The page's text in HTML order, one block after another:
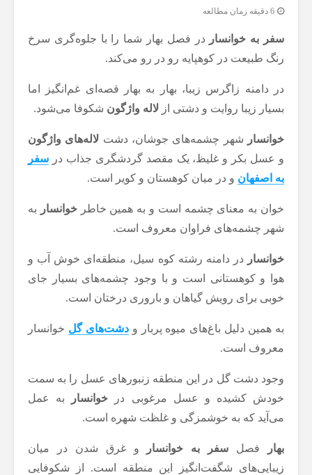
6 دقیقه زمان مطالعه
سفر به خوانسار
در فصل بهار شما را با جلوه‌گری سرخ
رنگ طبیعت در کوهپایه رو در رو می‌کند.
در دامنه زاگرس زیبا، بهار به بهار قصه‌‌ای غم‌انگیز اما
بسیار زیبا روایت و دشتی از لاله واژگون شکوفا می‌شود.
خوانسار شهر چشمه‌های جوشان، دشت لاله‌های واژگون
و عسل بکر و غلیظ، یک مقصد گردشگری جذاب در سفر
به اصفهان و در میان کوهستان و کویر است.
خوان به معنای چشمه است و به همین خاطر خوانسار
به
شهر چشمه‌‌‌های فراوان معروف است.
خوانسار
در دامنه رشته کوه سیل، منطقه‌ای خوش آب و
هوا و کوهستانی است و با وجود چشمه‌های بسیار جای
خوبی برای رویش گیاهان و باروری درختان است.
به همین دلیل باغ‌های میوه پربار ودشت‌های گل خوانسار
معروف است.
وجود دشت گل در این منطقه زنبورهای عسل را به سمت
خودش کشیده و عسل مرغوبی در
خوانسار
به عمل
می‌آید که به خوشمزگی و غلظت شهره است.
بهار فصل سفر به خوانسار
و غرق شدن در میان
زیبایی‌های شگفت‌انگیز این منطقه است. از شکوفایی